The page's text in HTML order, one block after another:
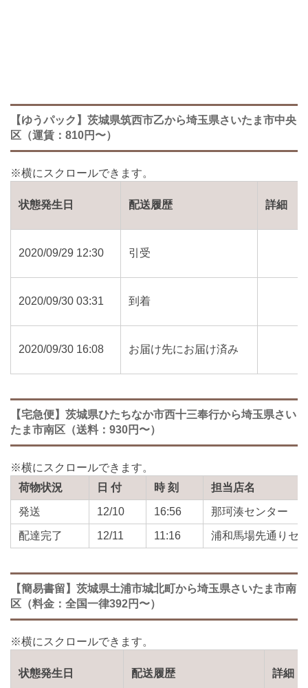
【ゆうパック】茨城県筑西市乙から埼玉県さいたま市中央
区（運賃：810円〜）
状態発生日 配送履歴 詳細
2020/09/29 12:30 引受
2020/09/30 03:31 到着
2020/09/30 16:08 お届け先にお届け済み
【宅急便】茨城県ひたちなか市西十三奉行から埼玉県さい
たま市南区（送料：930円〜）
荷物状況 日 付 時 刻 担当店名
発送 12/10 16:56 那珂湊センター
配達完了 12/11 11:16 浦和馬場先通りセ
【簡易書留】茨城県土浦市城北町から埼玉県さいたま市南
区（料金：全国一律392円〜）
状態発生日 配送履歴 詳細